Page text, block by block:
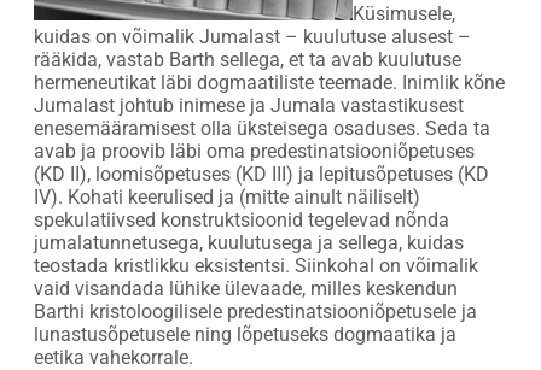
Küsimusele,
kuidas on võimalik Jumalast – kuulutuse alusest –
rääkida, vastab Barth sellega, et ta avab kuulutuse
hermeneutikat läbi dogmaatiliste teemade. Inimlik kõne
Jumalast johtub inimese ja Jumala vastastikusest
enesemääramisest olla üksteisega osaduses. Seda ta
avab ja proovib läbi oma predestinatsiooniõpetuses
(KD II), loomisõpetuses (KD III) ja lepitusõpetuses (KD
IV). Kohati keerulised ja (mitte ainult näiliselt)
spekulatiivsed konstruktsioonid tegelevad nõnda
jumalatunnetusega, kuulutusega ja sellega, kuidas
teostada kristlikku eksistentsi. Siinkohal on võimalik
vaid visandada lühike ülevaade, milles keskendun
Barthi kristoloogilisele predestinatsiooniõpetusele ja
lunastusõpetusele ning lõpetuseks dogmaatika ja
eetika vahekorrale.